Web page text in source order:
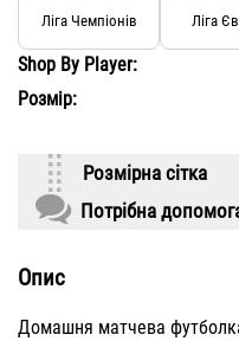
Ліга Чемпіонів Ліга
Shop By Player:
Розмір:
Розмірна сітка
Потрібна
Опис
Домашня матчева